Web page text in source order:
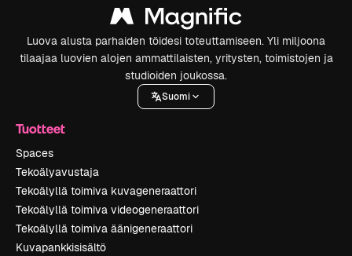
Luova alusta parhaiden töidesi toteuttamiseen. Yli miljoona
tilaajaa luovien alojen ammattilaisten, yritysten, toimistojen ja
studioiden joukossa.
Suomi
Tuotteet
Spaces
Tekoälyavustaja
Tekoälyllä toimiva kuvageneraattori
Tekoälyllä toimiva videogeneraattori
Tekoälyllä toimiva äänigeneraattori
Kuvapankkisisältö